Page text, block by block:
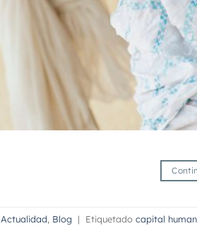
Actualidad, Blog | Etiquetado capital